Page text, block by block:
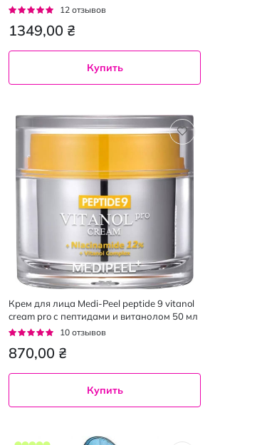
Рейтинг:
12отзывов
1349,00 ₴
Купить
Крем для лица Medi-Peel peptide 9 vitanol
cream pro с пептидами и витанолом 50 мл
Рейтинг:
10отзывов
870,00 ₴
Купить